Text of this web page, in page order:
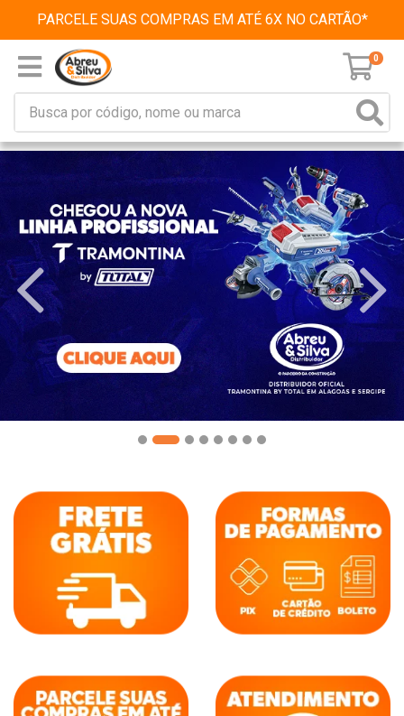
PARCELE SUAS COMPRAS EM ATÉ 6X NO CARTÃO*
0